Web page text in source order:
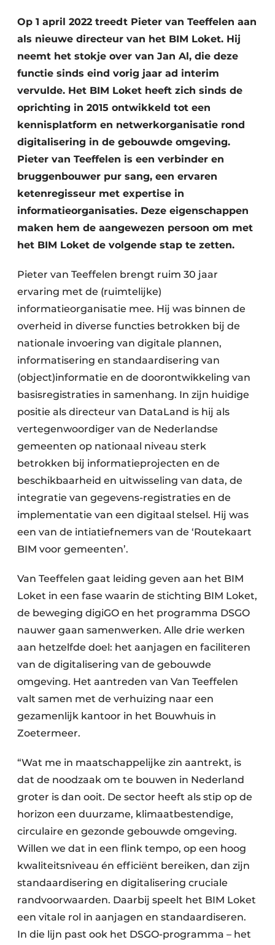
Vacature aanmelden
Op 1 april 2022 treedt Pieter van Teeffelen aan
als nieuwe directeur van het BIM Loket. Hij
neemt het stokje over van Jan Al, die deze
functie sinds eind vorig jaar ad interim
vervulde. Het BIM Loket heeft zich sinds de
oprichting in 2015 ontwikkeld tot een
kennisplatform en netwerkorganisatie rond
digitalisering in de gebouwde omgeving.
Pieter van Teeffelen is een verbinder en
bruggenbouwer pur sang, een ervaren
ketenregisseur met expertise in
informatieorganisaties. Deze eigenschappen
maken hem de aangewezen persoon om met
het BIM Loket de volgende stap te zetten.
Pieter van Teeffelen brengt ruim 30 jaar
ervaring met de (ruimtelijke)
informatieorganisatie mee. Hij was binnen de
overheid in diverse functies betrokken bij de
nationale invoering van digitale plannen,
informatisering en standaardisering van
(object)informatie en de doorontwikkeling van
basisregistraties in samenhang. In zijn huidige
positie als directeur van DataLand is hij als
vertegenwoordiger van de Nederlandse
gemeenten op nationaal niveau sterk
betrokken bij informatieprojecten en de
beschikbaarheid en uitwisseling van data, de
integratie van gegevens-registraties en de
implementatie van een digitaal stelsel. Hij was
een van de intiatiefnemers van de ‘Routekaart
BIM voor gemeenten’.
Van Teeffelen gaat leiding geven aan het BIM
Loket in een fase waarin de stichting BIM Loket,
de beweging digiGO en het programma DSGO
nauwer gaan samenwerken. Alle drie werken
aan hetzelfde doel: het aanjagen en faciliteren
van de digitalisering van de gebouwde
omgeving. Het aantreden van Van Teeffelen
valt samen met de verhuizing naar een
gezamenlijk kantoor in het Bouwhuis in
Zoetermeer.
“Wat me in maatschappelijke zin aantrekt, is
dat de noodzaak om te bouwen in Nederland
groter is dan ooit. De sector heeft als stip op de
horizon een duurzame, klimaatbestendige,
circulaire en gezonde gebouwde omgeving.
Willen we dat in een flink tempo, op een hoog
kwaliteitsniveau én efficiënt bereiken, dan zijn
standaardisering en digitalisering cruciale
randvoorwaarden. Daarbij speelt het BIM Loket
een vitale rol in aanjagen en standaardiseren.
In die lijn past ook het DSGO-programma – het